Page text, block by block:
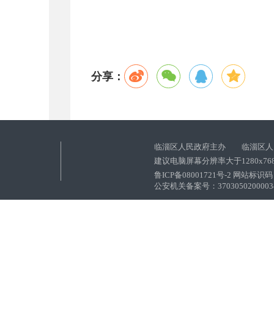
分享：
临淄区人民政府主办 临淄区人
建议电脑屏幕分辨率大于
鲁ICP备08001721号-2 网站标识
公安机关备案号：